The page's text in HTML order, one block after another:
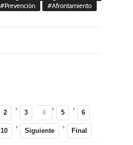
Prevención
Afrontamiento
2 3 4 5 6
10 Siguiente Final